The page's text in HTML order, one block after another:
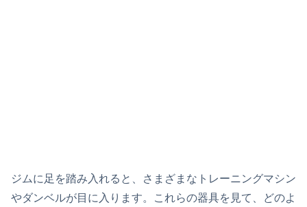
ジムに足を踏み入れると、さまざまなトレーニングマシン
やダンベルが目に入ります。これらの器具を見て、どのよ